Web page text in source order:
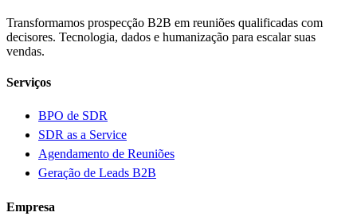
Transformamos prospecção B2B em reuniões qualificadas com
decisores. Tecnologia, dados e humanização para escalar suas
vendas.
Serviços
BPO de SDR
SDR as a Service
Agendamento de Reuniões
Geração de Leads B2B
Empresa